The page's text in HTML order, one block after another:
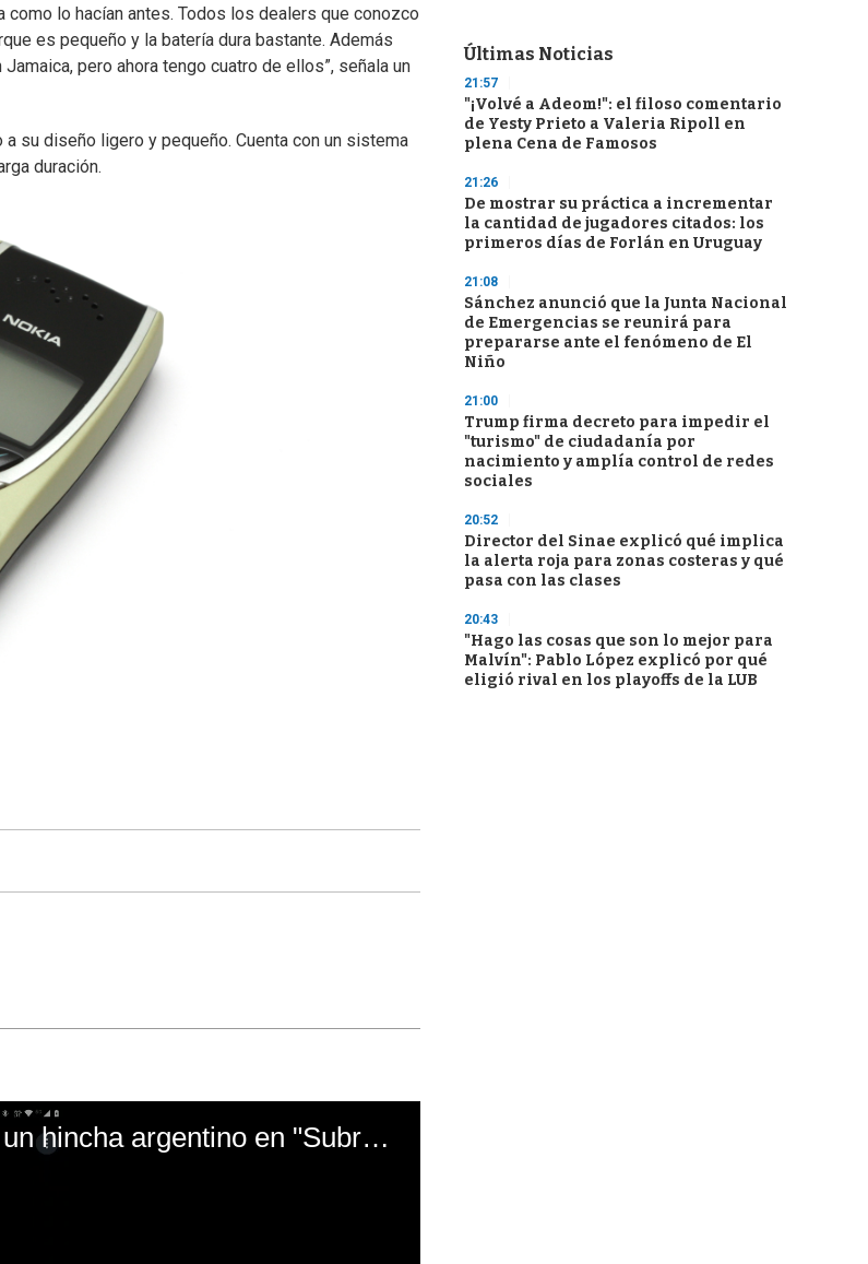
lo hacían antes. Todos los dealers que conozco
es pequeño y la batería dura bastante. Además
pero ahora tengo cuatro de ellos”, señala un
su diseño ligero y pequeño. Cuenta con un sistema
duración.
El mal momento de Yanina Gasañol con un hincha argentino en "Subrayado"
Últimas Noticias
21:57
"¡Volvé a Adeom!": el filoso comentario
de Yesty Prieto a Valeria Ripoll en
plena Cena de Famosos
21:26
De mostrar su práctica a incrementar
la cantidad de jugadores citados: los
primeros días de Forlán en Uruguay
21:08
Sánchez anunció que la Junta Nacional
de Emergencias se reunirá para
prepararse ante el fenómeno de El
Niño
21:00
Trump firma decreto para impedir el
"turismo" de ciudadanía por
nacimiento y amplía control de redes
sociales
20:52
Director del Sinae explicó qué implica
la alerta roja para zonas costeras y qué
pasa con las clases
20:43
"Hago las cosas que son lo mejor para
Malvín": Pablo López explicó por qué
eligió rival en los playoffs de la LUB